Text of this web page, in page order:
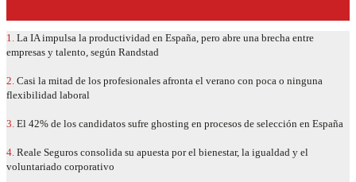
1. La IA impulsa la productividad en España, pero abre una brecha entre
empresas y talento, según Randstad
2. Casi la mitad de los profesionales afronta el verano con poca o ninguna
flexibilidad laboral
3. El 42% de los candidatos sufre ghosting en procesos de selección en España
4. Reale Seguros consolida su apuesta por el bienestar, la igualdad y el
voluntariado corporativo